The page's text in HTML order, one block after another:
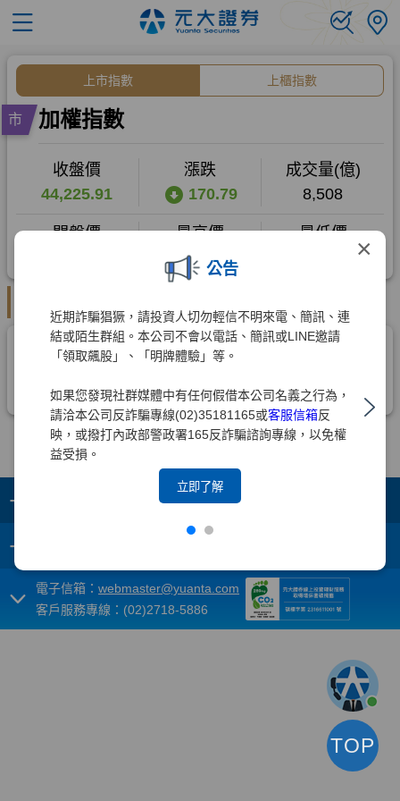
×
公告
近期詐騙猖獗，請投資人切勿輕信不明來電、簡訊、連
結或陌生群組。本公司不會以電話、簡訊或LINE邀請
「領取飆股」、「明牌體驗」等。
如果您發現社群媒體中有任何假借本公司名義之行為，
請洽本公司反詐騙專線(02)35181165或客服信箱反
映，或撥打內政部警政署165反詐騙諮詢專線，以免權
益受損。
立即了解
+
+
電子信箱： webmaster@yuanta.com
客戶服務專線：(02)2718-5886
TOP